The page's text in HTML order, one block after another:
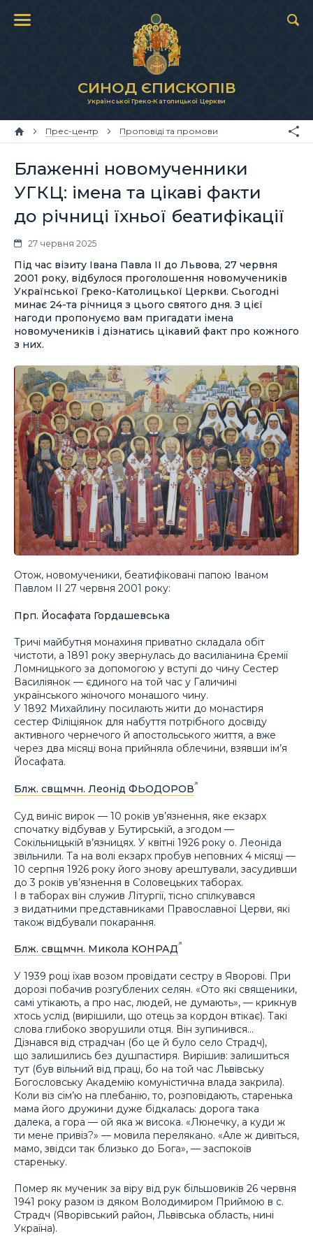
СИНОД ЄПИСКОПІВ
Української Греко-Католицької Церкви
Прес-центр Проповіді та промови
Блаженні новомученники
УГКЦ: імена та цікаві факти
до річниці їхньої беатифікації
27 червня 2025
Під час візиту Івана Павла ІІ до Львова, 27 червня
2001 року, відбулося проголошення новомучеників
Української Греко-Католицької Церкви. Сьогодні
минає 24-та річниця з цього святого дня. З цієї
нагоди пропонуємо вам пригадати імена
новомучеників і дізнатись цікавий факт про кожного
з них.
Отож, новомученики, беатифіковані папою Іваном
Павлом ІІ 27 червня 2001 року:
Прп. Йосафата Гордашевська
Тричі майбутня монахиня приватно складала обіт
чистоти, а 1891 року звернулась до василіанина Єремії
Ломницького за допомогою у вступі до чину Сестер
Василіянок — єдиного на той час у Галичині
українського жіночого монашого чину.
У 1892 Михайлину посилають жити до монастиря
сестер Філіціянок для набуття потрібного досвіду
активного чернечого й апостольського життя, а вже
через два місяці вона прийняла облечини, взявши ім’я
Йосафата.
Блж. свщмчн. Леонід ФЬОДОРОВ
Суд виніс вирок — 10 років ув’язнення, яке екзарх
спочатку відбував у Бутирській, а згодом —
Сокільницькій в’язницях. У квітні 1926 року о. Леоніда
звільнили. Та на волі екзарх пробув неповних 4 місяці —
10 серпня 1926 року його знову арештували, засудивши
до 3 років ув’язнення в Соловецьких таборах.
І в таборах він служив Літургії, тісно спілкувався
з видатними представниками Православної Церви, які
також відбували покарання.
Блж. свщмчн. Микола КОНРАД
У 1939 році їхав возом провідати сестру в Яворові. При
дорозі побачив розгублених селян. «Ото які священики,
самі утікають, а про нас, людей, не думають», — крикнув
хтось услід (вирішили, що отець за кордон втікає). Такі
слова глибоко зворушили отця. Він зупинився…
Дізнався від страдчан (бо це й було село Страдч),
що залишились без душпастиря. Вирішив: залишиться
тут (був вільний від праці, бо на той час Львівську
Богословську Академію комуністична влада закрила).
Коли віз сім’ю на плебанію, то, розповідають, старенька
мама його дружини дуже бідкалась: дорога така
далека, а гора — ой яка ж висока. «Люнечку, а куди ж
ти мене привіз?» — мовила перелякано. «Але ж дивіться,
мамо, звідси так близько до Бога», — заспокоїв
стареньку.
Помер як мученик за віру від рук більшовиків 26 червня
1941 року разом із дяком Володимиром Приймою в с.
Страдч (Яворівський район, Львівська область, нині
Україна).